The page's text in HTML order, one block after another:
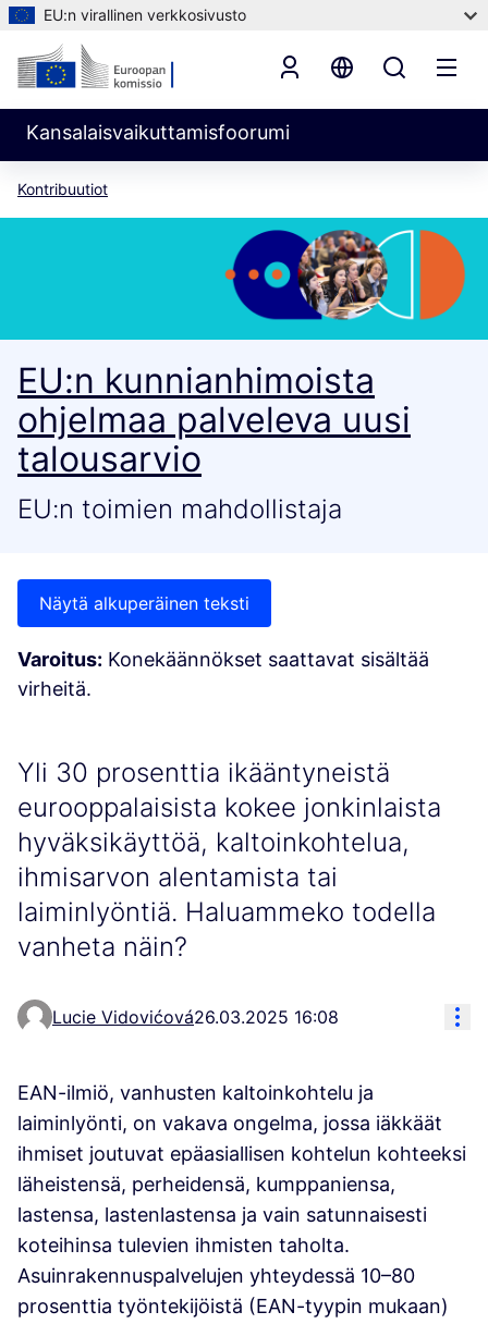
EU:n virallinen verkkosivusto
Kansalaisvaikuttamisfoorumi
Kontribuutiot
EU:n kunnianhimoista
ohjelmaa palveleva uusi
talousarvio
EU:n toimien mahdollistaja
Näytä alkuperäinen teksti
Varoitus: Konekäännökset saattavat sisältää
virheitä.
Yli 30 prosenttia ikääntyneistä
eurooppalaisista kokee jonkinlaista
hyväksikäyttöä, kaltoinkohtelua,
ihmisarvon alentamista tai
laiminlyöntiä. Haluammeko todella
vanheta näin?
Lucie Vidovićová26.03.2025 16:08
EAN-ilmiö, vanhusten kaltoinkohtelu ja
laiminlyönti, on vakava ongelma, jossa iäkkäät
ihmiset joutuvat epäasiallisen kohtelun kohteeksi
läheistensä, perheidensä, kumppaniensa,
lastensa, lastenlastensa ja vain satunnaisesti
koteihinsa tulevien ihmisten taholta.
Asuinrakennuspalvelujen yhteydessä 10–80
prosenttia työntekijöistä (EAN-tyypin mukaan)